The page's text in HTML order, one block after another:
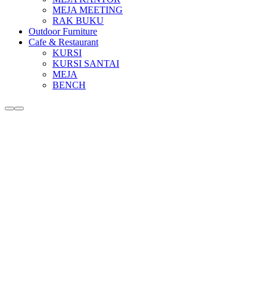
MEJA MEETING
RAK BUKU
Outdoor Furniture
Cafe & Restaurant
KURSI
KURSI SANTAI
MEJA
BENCH
MoreMain